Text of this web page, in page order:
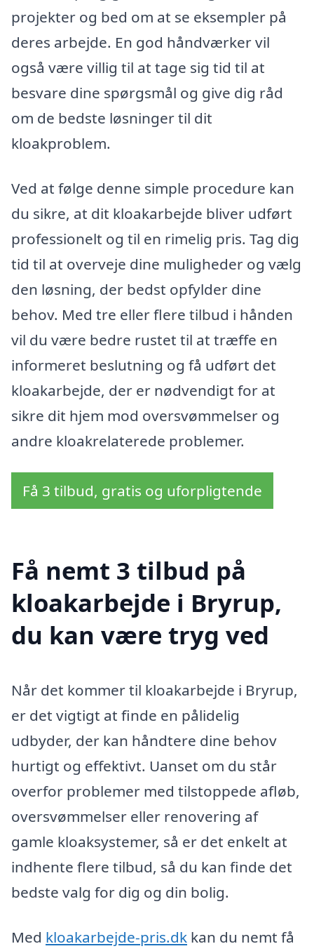
projekter og bed om at se eksempler på
deres arbejde. En god håndværker vil
også være villig til at tage sig tid til at
besvare dine spørgsmål og give dig råd
om de bedste løsninger til dit
kloakproblem.
Ved at følge denne simple procedure kan
du sikre, at dit kloakarbejde bliver udført
professionelt og til en rimelig pris. Tag dig
tid til at overveje dine muligheder og vælg
den løsning, der bedst opfylder dine
behov. Med tre eller flere tilbud i hånden
vil du være bedre rustet til at træffe en
informeret beslutning og få udført det
kloakarbejde, der er nødvendigt for at
sikre dit hjem mod oversvømmelser og
andre kloakrelaterede problemer.
Få 3 tilbud, gratis og uforpligtende
Få nemt 3 tilbud på
kloakarbejde i Bryrup,
du kan være tryg ved
Når det kommer til kloakarbejde i Bryrup,
er det vigtigt at finde en pålidelig
udbyder, der kan håndtere dine behov
hurtigt og effektivt. Uanset om du står
overfor problemer med tilstoppede afløb,
oversvømmelser eller renovering af
gamle kloaksystemer, så er det enkelt at
indhente flere tilbud, så du kan finde det
bedste valg for dig og din bolig.
Med kloakarbejde-pris.dk kan du nemt få